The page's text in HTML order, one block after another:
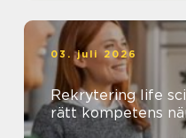
03. juli 2026
Rekrytering life science så
rätt kompetens